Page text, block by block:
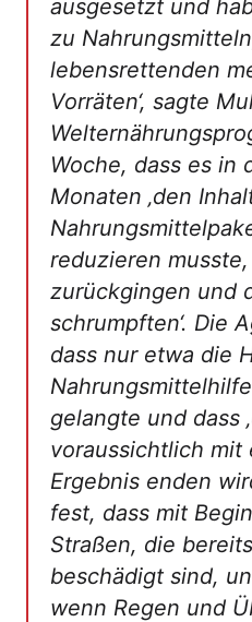
ausgesetzt und
zu
lebensrettenden
Vorräten‘, sagte
Woche, dass es in
Monaten ‚den
reduzieren
zurückgingen und
schrumpften‘. Die
dass nur etwa die
gelangte und dass
voraussichtlich mit
Ergebnis enden
fest, dass mit
Straßen, die
beschädigt sind,
wenn Regen und